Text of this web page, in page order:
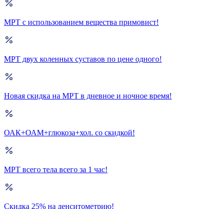
МРТ с использованием вещества примовист!
МРТ двух коленных суставов по цене одного!
Новая скидка на МРТ в дневное и ночное время!
ОАК+ОАМ+глюкоза+хол. со скидкой!
МРТ всего тела всего за 1 час!
Скидка 25% на денситометрию!